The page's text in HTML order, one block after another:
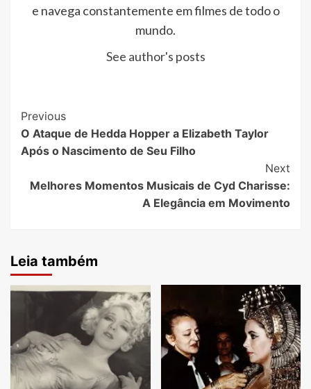
e navega constantemente em filmes de todo o
mundo.
See author's posts
Post
Navigation
Previous
O Ataque de Hedda Hopper a Elizabeth Taylor
Após o Nascimento de Seu Filho
Next
Melhores Momentos Musicais de Cyd Charisse:
A Elegância em Movimento
Leia também